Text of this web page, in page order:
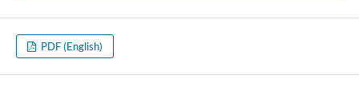
PDF (English)